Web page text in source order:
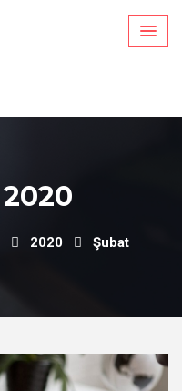
2020
2020 Şubat